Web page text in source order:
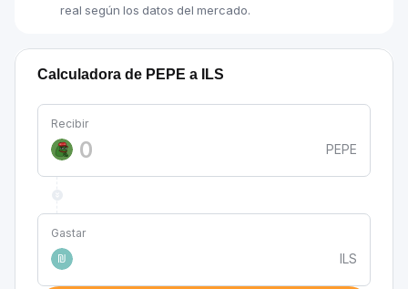
real según los datos del mercado.
Calculadora de PEPE a ILS
Recibir
PEPE
Gastar
₪
ILS